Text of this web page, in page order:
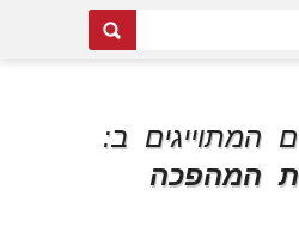
המתוייגים ב:
המהפכה